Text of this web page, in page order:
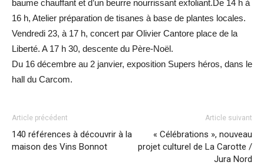
baume chauffant et d’un beurre nourrissant exfoliant.De 14 h à
16 h, Atelier préparation de tisanes à base de plantes locales.
Vendredi 23, à 17 h, concert par Olivier Cantore place de la
Liberté. A 17 h 30, descente du Père-Noël.
Du 16 décembre au 2 janvier, exposition Supers héros, dans le
hall du Carcom.
Article précédent
140 références à découvrir à la
maison des Vins Bonnot
Article suivant
« Célébrations », nouveau
projet culturel de La Carotte /
Jura Nord